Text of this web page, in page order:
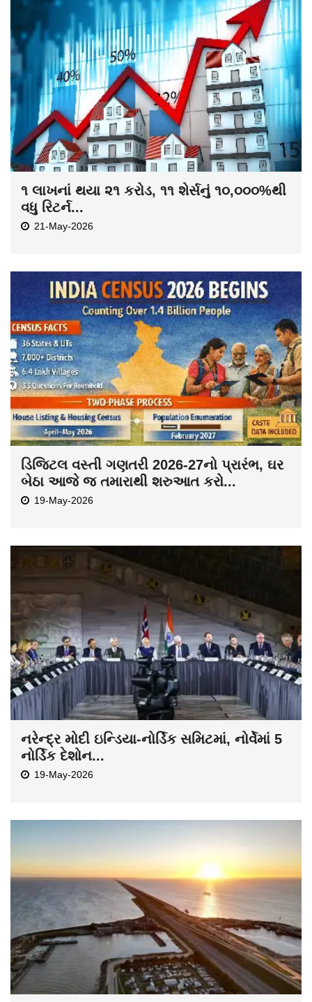
૧ લાખનાં થયા ૨૧ કરોડ, ૧૧ શેર્સનું ૧૦,૦૦૦%થી
વધુ રિટર્ન...
21-May-2026
ડિજિટલ વસ્તી ગણતરી 2026-27નો પ્રારંભ, ઘર
બેઠા આજે જ તમારાથી શરુઆત કરો...
19-May-2026
નરેન્દ્ર મોદી ઇન્ડિયા-નોર્ડિક સમિટમાં, નોર્વેમાં 5
નોર્ડિક દેશોન...
19-May-2026